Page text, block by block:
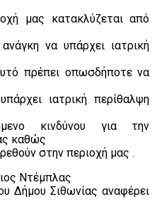
μας κατακλύζεται από
να υπάρχει ιατρική
πρέπει οπωσδήποτε να
ιατρική περίθαλψη
κινδύνου για την
καθώς
στην περιοχή μας .
Ντέμπλας
Δήμου Σιθωνίας αναφέρει